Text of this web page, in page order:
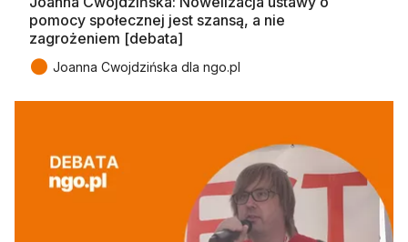
pomocy społecznej jest szansą, a nie
zagrożeniem [debata]
● Joanna Cwojdzińska dla ngo.pl